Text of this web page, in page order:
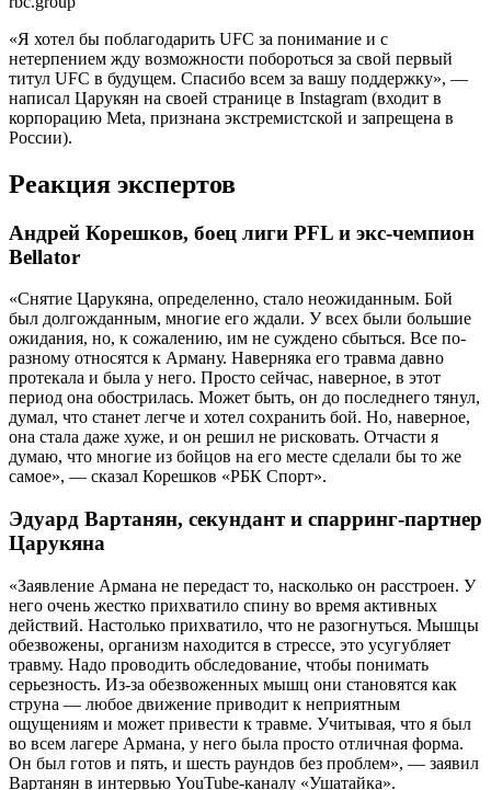
«Я хотел бы поблагодарить UFC за понимание и с
нетерпением жду возможности побороться за свой первый
титул UFC в будущем. Спасибо всем за вашу поддержку», —
написал Царукян на своей странице в Instagram (входит в
корпорацию Meta, признана экстремистской и запрещена в
России).
Реакция экспертов
Андрей Корешков, боец лиги PFL и экс-чемпион
Bellator
«Снятие Царукяна, определенно, стало неожиданным. Бой
был долгожданным, многие его ждали. У всех были большие
ожидания, но, к сожалению, им не суждено сбыться. Все по-
разному относятся к Арману. Наверняка его травма давно
протекала и была у него. Просто сейчас, наверное, в этот
период она обострилась. Может быть, он до последнего тянул,
думал, что станет легче и хотел сохранить бой. Но, наверное,
она стала даже хуже, и он решил не рисковать. Отчасти я
думаю, что многие из бойцов на его месте сделали бы то же
самое», — сказал Корешков «РБК Спорт».
Эдуард Вартанян, секундант и спарринг-партнер
Царукяна
«Заявление Армана не передаст то, насколько он расстроен. У
него очень жестко прихватило спину во время активных
действий. Настолько прихватило, что не разогнуться. Мышцы
обезвожены, организм находится в стрессе, это усугубляет
травму. Надо проводить обследование, чтобы понимать
серьезность. Из-за обезвоженных мышц они становятся как
струна — любое движение приводит к неприятным
ощущениям и может привести к травме. Учитывая, что я был
во всем лагере Армана, у него была просто отличная форма.
Он был готов и пять, и шесть раундов без проблем», — заявил
Вартанян в интервью YouTube-каналу «Ушатайка».